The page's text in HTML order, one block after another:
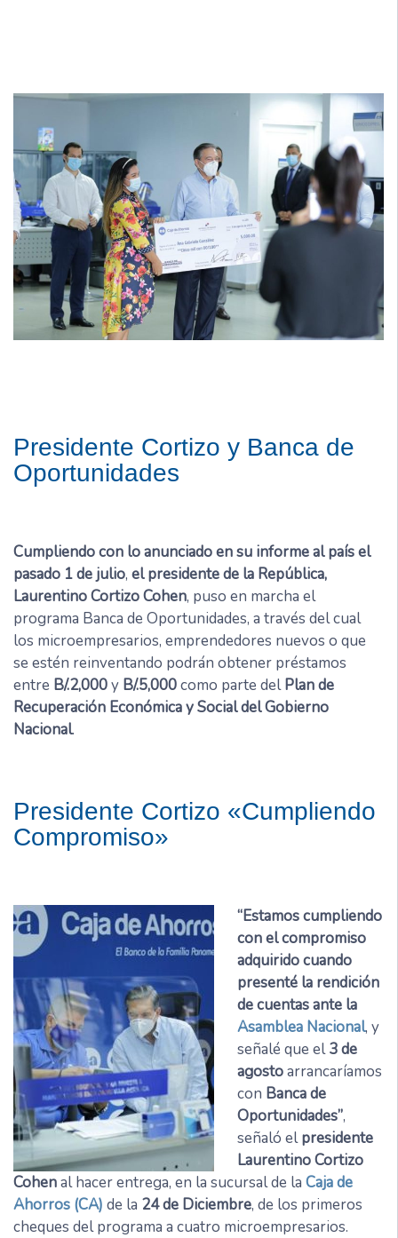
Presidente Cortizo y Banca de
Oportunidades
Cumpliendo con lo anunciado en su informe al país el
pasado 1 de julio, el presidente de la República,
Laurentino Cortizo Cohen, puso en marcha el
programa Banca de Oportunidades, a través del cual
los microempresarios, emprendedores nuevos o que
se estén reinventando podrán obtener préstamos
entre B/.2,000y B/.5,000como parte delPlan de
Recuperación Económica y Social del Gobierno
Nacional.
Presidente Cortizo «Cumpliendo
Compromiso»
“Estamos cumpliendo
con el compromiso
adquirido cuando
presenté la rendición
de cuentas ante la
Asamblea Nacional, y
señalé que el3 de
agostoarrancaríamos
con Banca de
Oportunidades”,
señaló elpresidente
Laurentino Cortizo
Cohenal hacer entrega, en la sucursal de la Caja de
Ahorros (CA) de la 24 de Diciembre, de los primeros
cheques del programa a cuatro microempresarios.